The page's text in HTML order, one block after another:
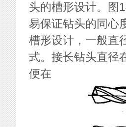
头的槽形设计。图
易保证钻头的同心
槽形设计，一般直
式。接长钻头直径
便在